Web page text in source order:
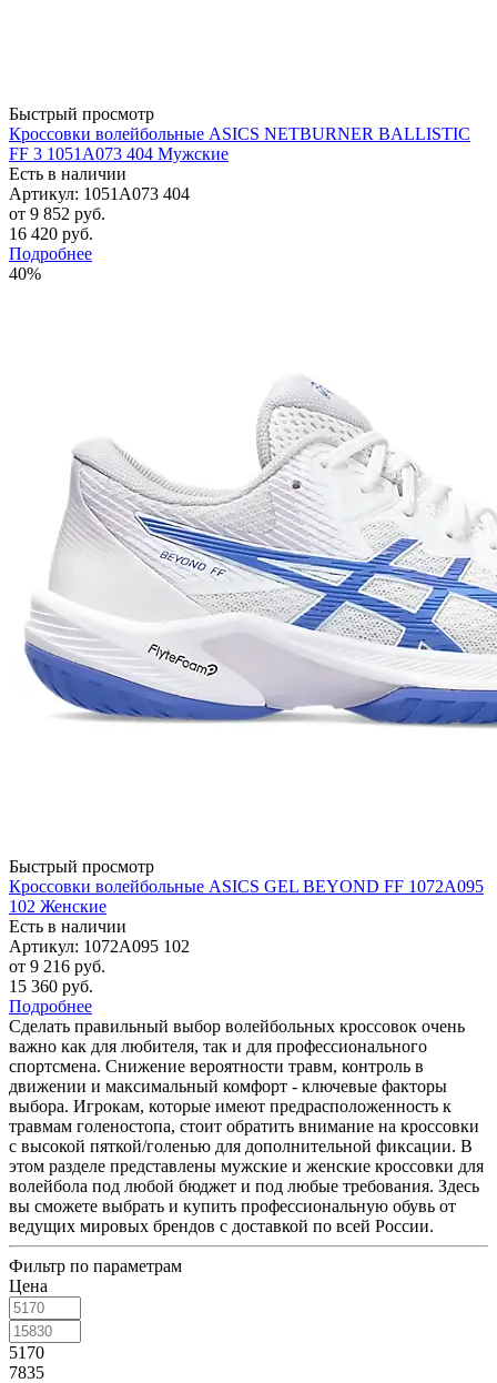
Быстрый просмотр
Кроссовки волейбольные ASICS NETBURNER BALLISTIC
FF 3 1051A073 404 Мужские
Есть в наличии
Артикул: 1051A073 404
от 9 852 руб.
16 420 руб.
Подробнее
40%
Быстрый просмотр
Кроссовки волейбольные ASICS GEL BEYOND FF 1072A095
102 Женские
Есть в наличии
Артикул: 1072A095 102
от 9 216 руб.
15 360 руб.
Подробнее
Сделать правильный выбор волейбольных кроссовок очень
важно как для любителя, так и для профессионального
спортсмена. Снижение вероятности травм, контроль в
движении и максимальный комфорт - ключевые факторы
выбора. Игрокам, которые имеют предрасположенность к
травмам голеностопа, стоит обратить внимание на кроссовки
с высокой пяткой/голенью для дополнительной фиксации. В
этом разделе представлены мужские и женские кроссовки для
волейбола под любой бюджет и под любые требования. Здесь
вы сможете выбрать и купить профессиональную обувь от
ведущих мировых брендов с доставкой по всей России.
Фильтр по параметрам
Цена
5170
7835